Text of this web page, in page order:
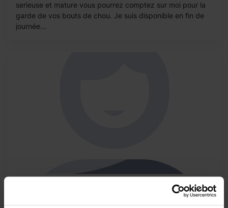
serieuse et mature vous pourrez comptez sur moi pour la
garde de vos bouts de chou. Je suis disponible en fin de
journée...
recherche d'un petit job étudiant pour le mois de